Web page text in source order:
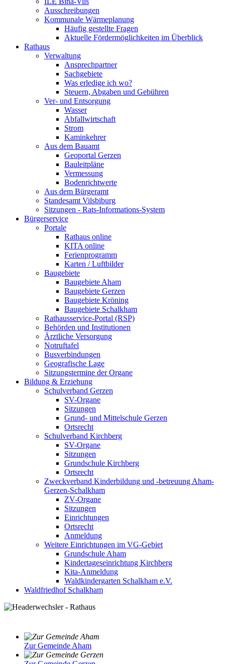
Ausschreibungen
Kommunale Wärmeplanung
Häufig gestellte Fragen
Aktuelle Fördermöglichkeiten im Überblick
Rathaus
Verwaltung
Ansprechpartner
Sachgebiete
Was erledige ich wo?
Steuern, Abgaben und Gebühren
Ver- und Entsorgung
Wasser
Abfallwirtschaft
Strom
Kaminkehrer
Aus dem Bauamt
Geoportal Gerzen
Bauleitpläne
Vermessung
Bodenrichtwerte
Aus dem Bürgeramt
Standesamt Vilsbiburg
Sitzungen - Rats-Informations-System
Bürgerservice
Portale
Rathaus online
KITA online
Ferienprogramm
Karten / Luftbilder
Baugebiete
Baugebiete Aham
Baugebiete Gerzen
Baugebiete Kröning
Baugebiete Schalkham
Rathausservice-Portal (RSP)
Behörden und Institutionen
Ärztliche Versorgung
Notruftafel
Busverbindungen
Geografische Lage
Sitzungstermine der Organe
Bildung & Erziehung
Schulverband Gerzen
SV-Organe
Sitzungen
Grund- und Mittelschule Gerzen
Ortsrecht
Schulverband Kirchberg
SV-Organe
Sitzungen
Grundschule Kirchberg
Ortsrecht
Zweckverband Kinderbildung und -betreuung Aham-
Gerzen-Schalkham
ZV-Organe
Sitzungen
Einrichtungen
Ortsrecht
Anmeldung
Weitere Einrichtungen im VG-Gebiet
Grundschule Aham
Kindertageseinrichtung Kirchberg
Kita-Anmeldung
Waldkindergarten Schalkham e.V.
Waldfriedhof Schalkham
Zur Gemeinde Aham